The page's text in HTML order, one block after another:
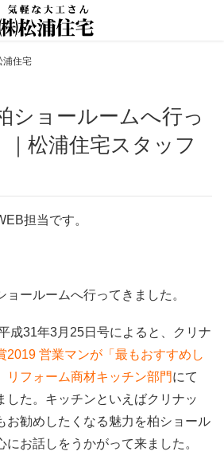
浦住宅
松浦住宅スタッフ
担当です。
ールームへ行ってきました。
成31年3月25日号によると、クリナ
2019 営業マンが「最もおすすめし
リフォーム商材キッチン部門にて
した。キッチンといえばクリナッ
お勧めしたくなる魅力を柏ショール
お話しをうかがって来ました。